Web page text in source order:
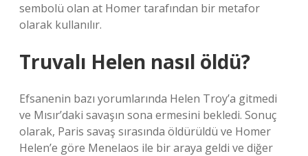
sembolü olan at Homer tarafından bir metafor
olarak kullanılır.
Truvalı Helen nasıl öldü?
Efsanenin bazı yorumlarında Helen Troy’a gitmedi
ve Mısır’daki savaşın sona ermesini bekledi. Sonuç
olarak, Paris savaş sırasında öldürüldü ve Homer
Helen’e göre Menelaos ile bir araya geldi ve diğer